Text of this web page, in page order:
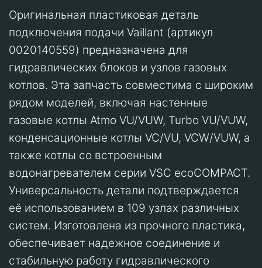
Оригинальная пластиковая деталь
подключения подачи Vaillant (артикул
0020140559) предназначена для
гидравлических блоков и узлов газовых
котлов. Эта запчасть совместима с широким
рядом моделей, включая настенные
газовые котлы Atmo VU/VUW, Turbo VU/VUW,
конденсационные котлы VC/VU, VCW/VUW, а
также котлы со встроенным
водонагревателем серии VSC ecoCOMPACT.
Универсальность детали подтверждается
её использованием в 109 узлах различных
систем. Изготовлена из прочного пластика,
обеспечивает надежное соединение и
стабильную работу гидравлического